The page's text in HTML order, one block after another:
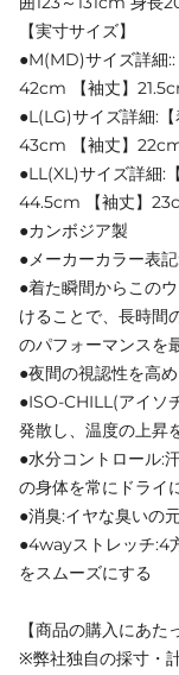
【実寸サイズ】
●M(MD)サイズ詳細
42cm 【袖丈】
●L(LG)サイズ詳細:
43cm 【袖丈】
●LL(XL)サイズ詳細:
44.5cm 【袖丈】
●カンボジア製
●メーカーカラー表
●着た瞬間からこの
けることで、長時間
のパフォーマンスを
●夜間の視認性を高
●ISO-CHILL(アイソ
発散し、温度の上昇
●水分コントロール:
の身体を常にドライ
●消臭:イヤな臭いの
●4wayストレッチ:4
をスムーズにする
【商品の購入にあた
※弊社独自の採寸・